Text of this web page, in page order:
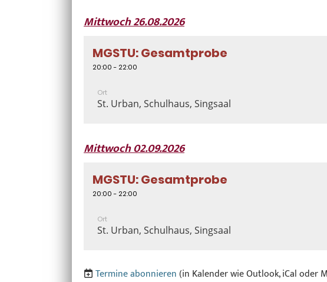
Mittwoch 26.08.2026
MGSTU: Gesamtprobe
20:00 - 22:00
Ort
St. Urban, Schulhaus, Singsaal
Mittwoch 02.09.2026
MGSTU: Gesamtprobe
20:00 - 22:00
Ort
St. Urban, Schulhaus, Singsaal
Termine abonnieren(in Kalender wie Outlook, iCal oder